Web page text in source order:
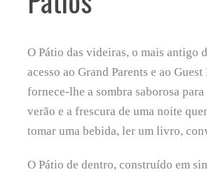
O Pátio das videiras, o mais antigo
acesso ao Grand Parents e ao Guest
fornece-lhe a sombra saborosa para
verão e a frescura de uma noite
tomar uma bebida, ler um livro,
O Pátio de dentro, construído em